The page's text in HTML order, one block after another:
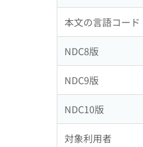
本文の言語コード
NDC8版
NDC9版
NDC10版
対象利用者